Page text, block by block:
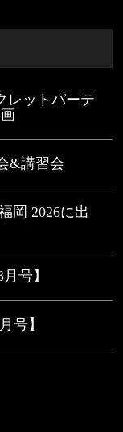
レットパーテ
&講習会
岡 2026に出
号】
号】